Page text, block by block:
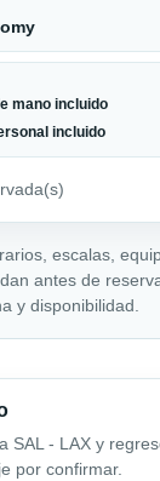
mano incluido
incluido
escalas,
antes de
y disponibilidad.
SAL - LAX y
por confirmar.